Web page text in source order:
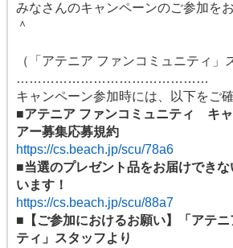
みなさんのキャンペーンのご参加を
＾
（「アテニア ファンコミュニティ」
………………………………………
キャンペーン参加時には、以下をご
■アテニア ファンコミュニティ キ
アー募集応募規約
https://cs.beach.jp/scu/78a6
■当選のプレゼント品をお届けでき
います！
https://cs.beach.jp/scu/88a7
■ 【ご参加におけるお願い】「アテ
ティ」スタッフより